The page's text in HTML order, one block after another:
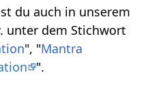
du auch in unserem
unter dem Stichwort
", "Mantra
".